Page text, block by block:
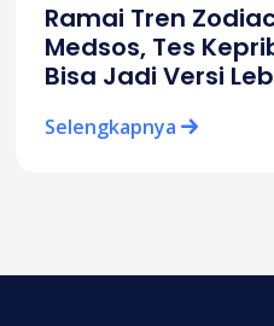
Ramai Tren
Medsos, Tes
Bisa Jadi Versi
Selengkapnya